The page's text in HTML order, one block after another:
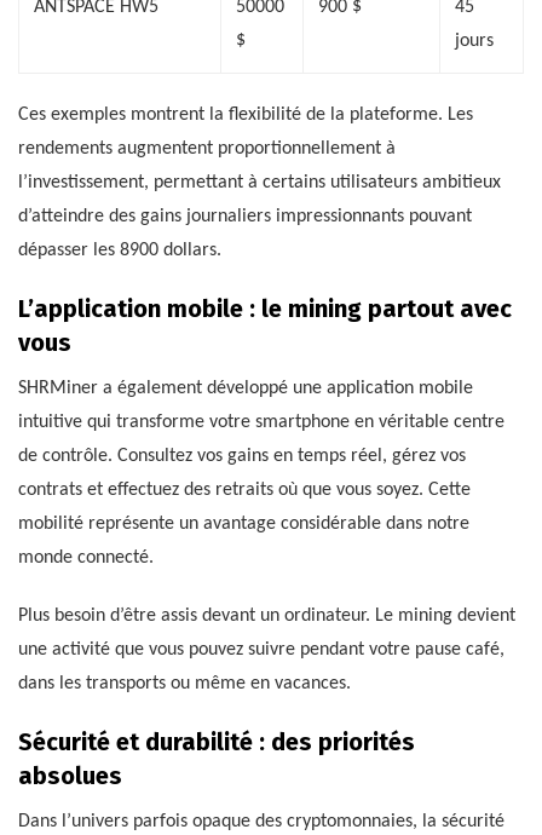
ANTSPACE HW5
50000
$
900 $
45
jours
Ces exemples montrent la flexibilité de la plateforme. Les
rendements augmentent proportionnellement à
l’investissement, permettant à certains utilisateurs ambitieux
d’atteindre des gains journaliers impressionnants pouvant
dépasser les 8900 dollars.
L’application mobile : le mining partout avec
vous
SHRMiner a également développé une application mobile
intuitive qui transforme votre smartphone en véritable centre
de contrôle. Consultez vos gains en temps réel, gérez vos
contrats et effectuez des retraits où que vous soyez. Cette
mobilité représente un avantage considérable dans notre
monde connecté.
Plus besoin d’être assis devant un ordinateur. Le mining devient
une activité que vous pouvez suivre pendant votre pause café,
dans les transports ou même en vacances.
Sécurité et durabilité : des priorités
absolues
Dans l’univers parfois opaque des cryptomonnaies, la sécurité